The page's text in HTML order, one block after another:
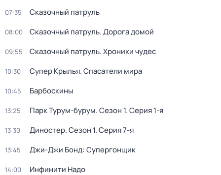
07:35 Сказочный патруль
08:00 Сказочный патруль. Дорога домой
09:55 Сказочный патруль. Хроники чудес
10:30 Супер Крылья. Спасатели мира
10:45 Барбоскины
13:25 Парк Турум-бурум. Сезон 1. Серия 1-я
13:30 Диностер. Сезон 1. Серия 7-я
13:45 Джи-Джи Бонд: Супергонщик
14:00 Инфинити Надо